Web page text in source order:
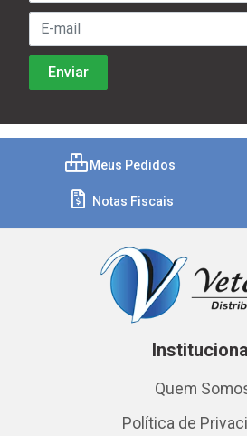
Meus Pedidos
Notas Fiscais
Quem
Política de